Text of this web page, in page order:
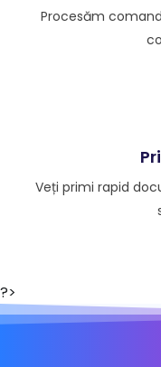
Procesăm
Veți primi rapid
?>